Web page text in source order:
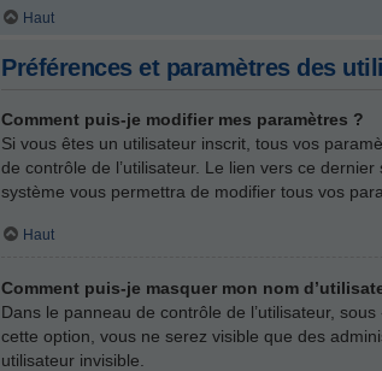
Haut
Préférences et paramètres des
Comment puis-je modifier mes paramètres ?
Si vous êtes un utilisateur inscrit, tous vos
de contrôle de l’utilisateur. Le lien vers ce
système vous permettra de modifier tous vos
Haut
Comment puis-je masquer mon nom
Dans le panneau de contrôle de l’utilisateur,
cette option, vous ne serez visible que des
utilisateur invisible.